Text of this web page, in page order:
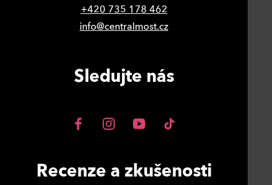
+420 735 178 462
info@centralmost.cz
Sledujte nás
Recenze a zkušenosti